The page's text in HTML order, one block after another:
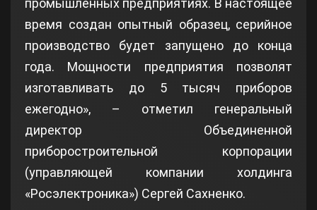
промышленных предприятиях. В настоящее
время создан опытный образец, серийное
производство будет запущено до конца
года. Мощности предприятия позволят
изготавливать до 5 тысяч приборов
ежегодно», – отметил генеральный
директор Объединенной
приборостроительной корпорации
(управляющей компании холдинга
«Росэлектроника») Сергей Сахненко.